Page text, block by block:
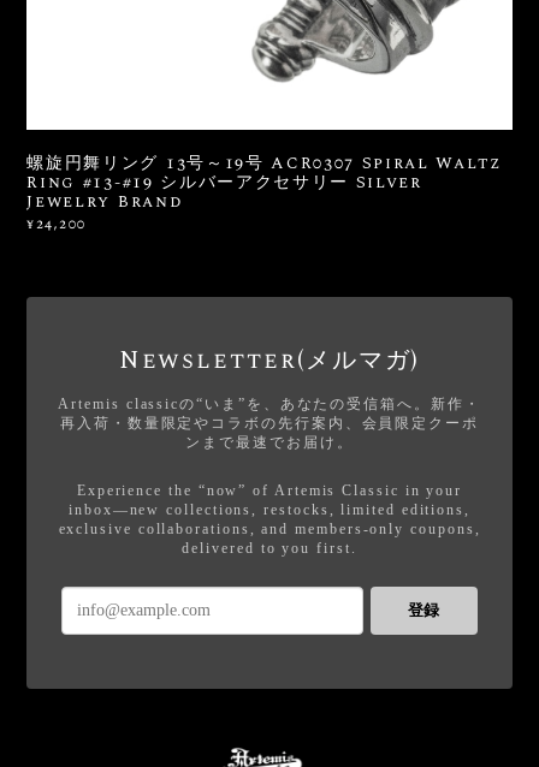
螺旋円舞リング 13号～19号 ACR0307 Spiral Waltz
Ring #13-#19 シルバーアクセサリー Silver
Jewelry Brand
¥24,200
Newsletter(メルマガ)
Artemis classicの“いま”を、あなたの受信箱へ。新作・
再入荷・数量限定やコラボの先行案内、会員限定クーポ
ンまで最速でお届け。
Experience the “now” of Artemis Classic in your
inbox—new collections, restocks, limited editions,
exclusive collaborations, and members-only coupons,
delivered to you first.
登録